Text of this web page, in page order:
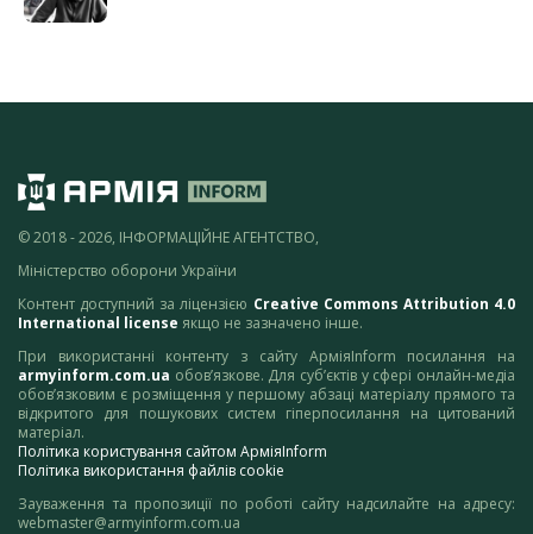
© 2018 - 2026, ІНФОРМАЦІЙНЕ АГЕНТСТВО,
Міністерство оборони України
Контент доступний за ліцензією Creative Commons Attribution 4.0
International license якщо не зазначено інше.
При використанні контенту з сайту АрміяInform посилання на
armyinform.com.ua обов’язкове. Для суб’єктів у сфері онлайн-медіа
обов’язковим є розміщення у першому абзаці матеріалу прямого та
відкритого для пошукових систем гіперпосилання на цитований
матеріал.
Політика користування сайтом АрміяInform
Політика використання файлів cookie
Зауваження та пропозиції по роботі сайту надсилайте на адресу:
webmaster@armyinform.com.ua